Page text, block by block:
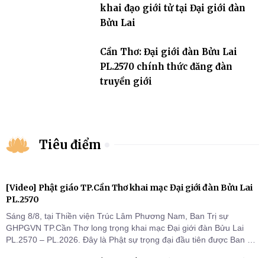
khai đạo giới tử tại Đại giới đàn
Bửu Lai
Cần Thơ: Đại giới đàn Bửu Lai
PL.2570 chính thức đăng đàn
truyền giới
Tiêu điểm
[Video] Phật giáo TP.Cần Thơ khai mạc Đại giới đàn Bửu Lai
PL.2570
Sáng 8/8, tại Thiền viện Trúc Lâm Phương Nam, Ban Trị sự
GHPGVN TP.Cần Thơ long trọng khai mạc Đại giới đàn Bửu Lai
PL.2570 – PL.2026. Đây là Phật sự trọng đại đầu tiên được Ban Trị